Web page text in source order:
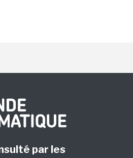
par les